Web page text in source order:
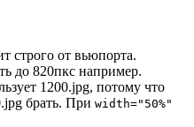
строго от вьюпорта.
до 820пкс например.
1200.jpg, потому что
брать. При width="50%"